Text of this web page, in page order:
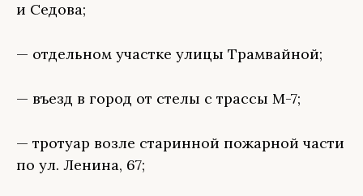
и Седова;
— отдельном участке улицы Трамвайной;
— въезд в город от стелы с трассы М-7;
— тротуар возле старинной пожарной части
по ул. Ленина, 67;